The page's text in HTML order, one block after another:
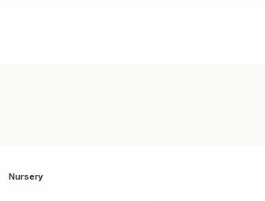
Nursery